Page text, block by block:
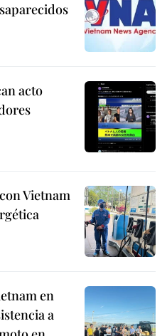
acto
Vietnam
en
a